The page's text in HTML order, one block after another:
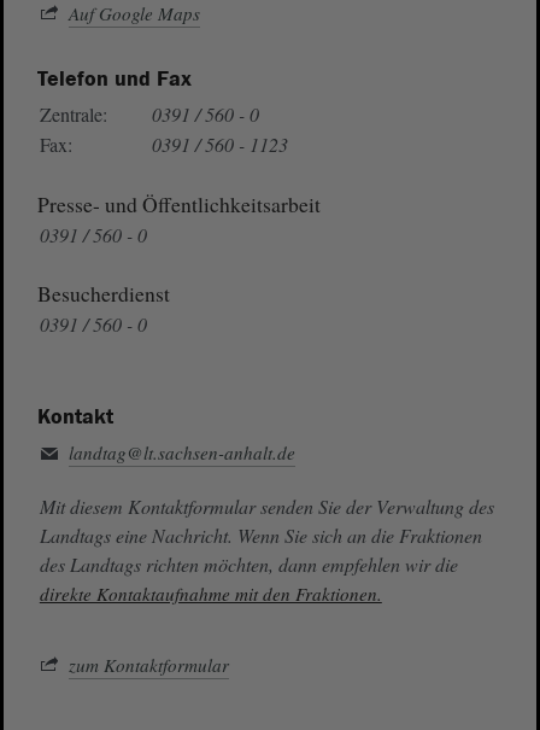
Auf Google Maps
Telefon und Fax
Zentrale:
0391 / 560 - 0
Fax:
0391 / 560 - 1123
Presse- und Öffentlichkeitsarbeit
0391 / 560 - 0
Besucherdienst
0391 / 560 - 0
Kontakt
landtag@lt.sachsen-anhalt.de
Mit diesem Kontaktformular senden Sie der Verwaltung des
Landtags eine Nachricht. Wenn Sie sich an die Fraktionen
des Landtags richten möchten, dann empfehlen wir die
direkte Kontaktaufnahme mit den Fraktionen.
zum Kontaktformular